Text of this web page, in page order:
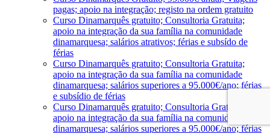
pagas; apoio na integração; registo na ordem gratuito
Curso Dinamarquês gratuito; Consultoria Gratuita;
apoio na integração da sua família na comunidade
dinamarquesa; salários atrativos; férias e subsído de
férias
Curso Dinamarquês gratuito; Consultoria Gratuita;
apoio na integração da sua família na comunidade
dinamarquesa; salários superiores a 95.000€/ano; férias
e subsídio de férias
Curso Dinamarquês gratuito; Consultoria Gratuita;
apoio na integração da sua família na comunidade
dinamarquesa; salários superiores a 95.000€/ano; férias